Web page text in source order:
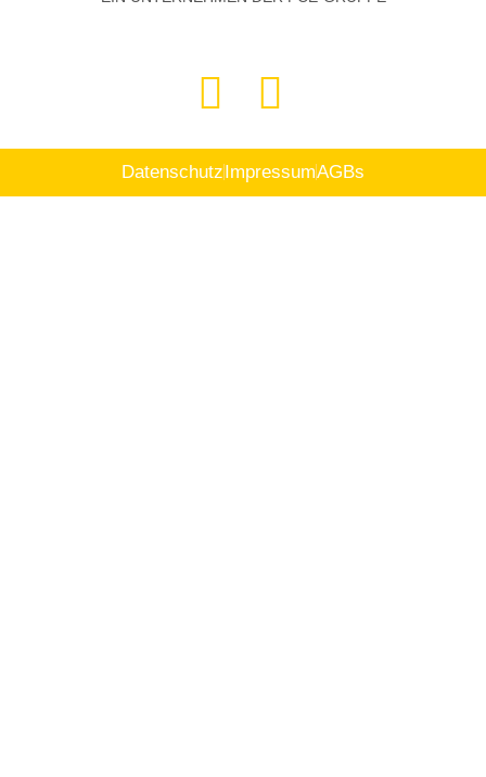
DatenschutzImpressumAGBs